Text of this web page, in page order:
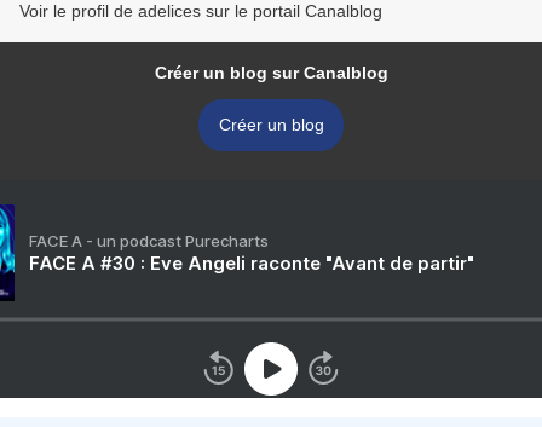
Voir le profil de adelices sur le portail Canalblog
Créer un blog sur Canalblog
Créer un blog
FACE A - un podcast Purecharts
FACE A #30 : Eve Angeli raconte "Avant de partir"